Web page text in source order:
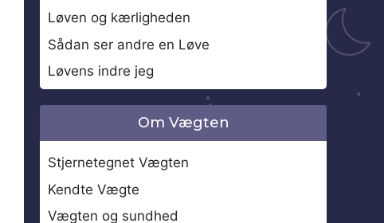
Løven og kærligheden
Sådan ser andre en Løve
Løvens indre jeg
Om Vægten
Stjernetegnet Vægten
Kendte Vægte
Vægten og sundhed